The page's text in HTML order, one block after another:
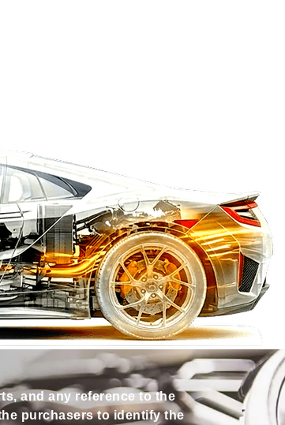
and any reference to the
purchasers to identify the